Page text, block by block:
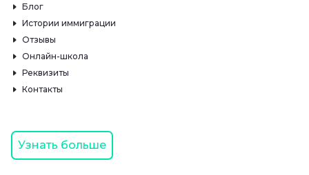
Блог
Истории иммиграции
Отзывы
Онлайн-школа
Реквизиты
Контакты
Узнать больше